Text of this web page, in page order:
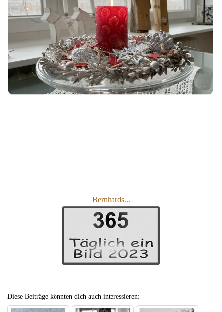
Bernhards...
Diese Beiträge könnten dich auch interessieren: